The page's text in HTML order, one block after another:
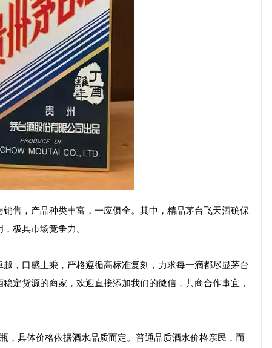
售，产品种类丰富，一应俱全。其中，精品茅台飞天酒确保
极具市场竞争力。
，口感上乘，严格遵循高标准复刻，力求每一滴都尽显茅台
定货源的商家，欢迎直接添加我们的微信，共商合作事宜，
，具体价格依据酒水品质而定。普通品质酒水价格亲民，而